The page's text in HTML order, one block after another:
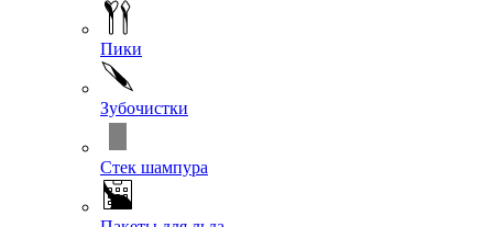
Пики
Зубочистки
Стек шампура